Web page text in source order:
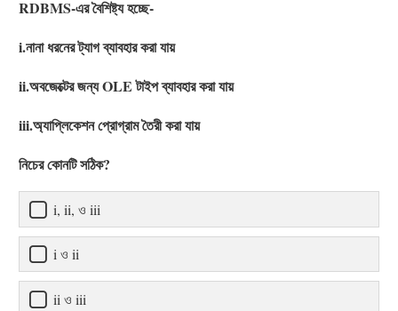
RDBMS-এর বৈশিষ্ট্য হচ্ছে-
i.নানা ধরনের ট্যাগ ব্যাবহার করা যায়
ii.অবজেক্টের জন্য OLE টাইপ ব্যাবহার করা যায়
iii.অ্যাপ্লিকেশন প্রোগ্রাম তৈরী করা যায়
নিচের কোনটি সঠিক?
i, ii, ও iii
i ও ii
ii ও iii